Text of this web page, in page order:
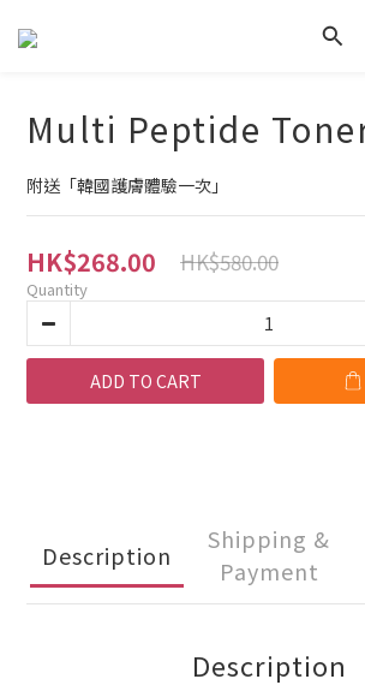
Multi Peptide
附送「韓國護膚體驗一次」
HK$268.00 HK$580.00
Quantity
ADD TO CART
Description
Shipping &
Payment
Description